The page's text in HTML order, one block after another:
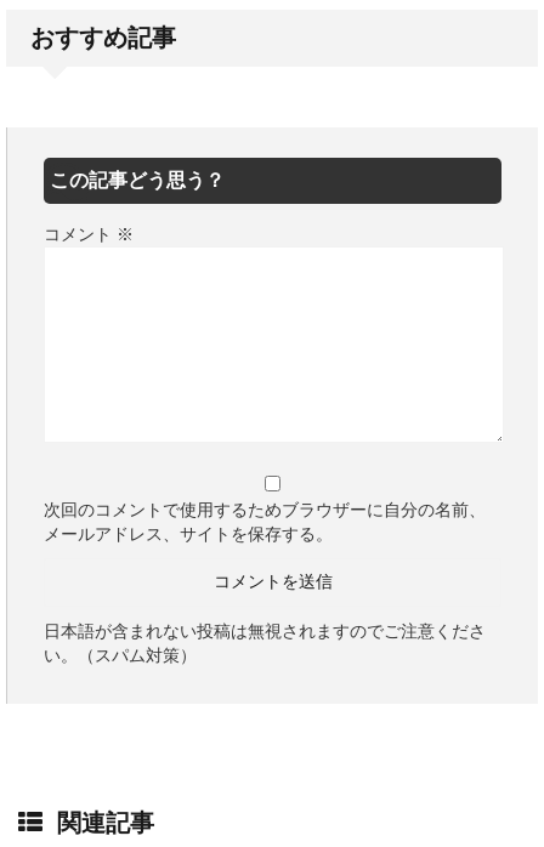
おすすめ記事
この記事どう思う？
コメント ※
次回のコメントで使用するためブラウザーに自分の名前、
メールアドレス、サイトを保存する。
日本語が含まれない投稿は無視されますのでご注意くださ
い。（スパム対策）
関連記事